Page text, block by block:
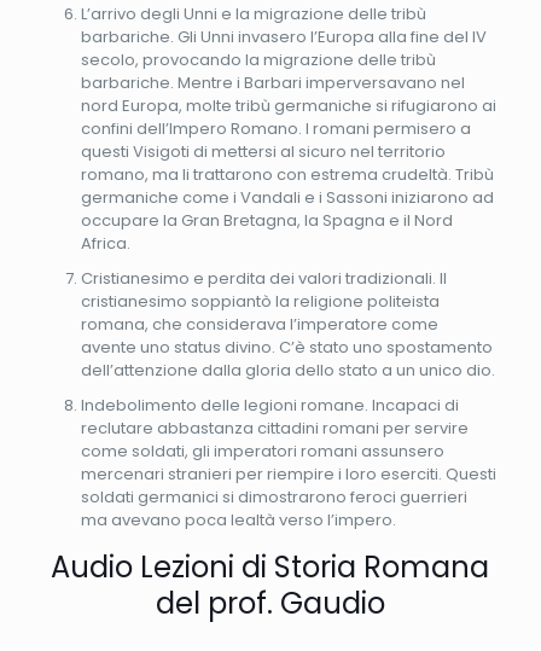
L’arrivo degli Unni e la migrazione delle tribù
barbariche. Gli Unni invasero l’Europa alla fine del IV
secolo, provocando la migrazione delle tribù
barbariche. Mentre i Barbari imperversavano nel
nord Europa, molte tribù germaniche si rifugiarono ai
confini dell’Impero Romano. I romani permisero a
questi Visigoti di mettersi al sicuro nel territorio
romano, ma li trattarono con estrema crudeltà. Tribù
germaniche come i Vandali e i Sassoni iniziarono ad
occupare la Gran Bretagna, la Spagna e il Nord
Africa.
Cristianesimo e perdita dei valori tradizionali. Il
cristianesimo soppiantò la religione politeista
romana, che considerava l’imperatore come
avente uno status divino. C’è stato uno spostamento
dell’attenzione dalla gloria dello stato a un unico dio.
Indebolimento delle legioni romane. Incapaci di
reclutare abbastanza cittadini romani per servire
come soldati, gli imperatori romani assunsero
mercenari stranieri per riempire i loro eserciti. Questi
soldati germanici si dimostrarono feroci guerrieri
ma avevano poca lealtà verso l’impero.
Audio Lezioni di Storia Romana
del prof. Gaudio